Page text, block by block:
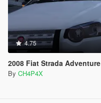
4.75
2008 Fiat Strada Adventure
By CH4P4X